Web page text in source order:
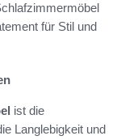
für Stil und
ist die
Langlebigkeit und